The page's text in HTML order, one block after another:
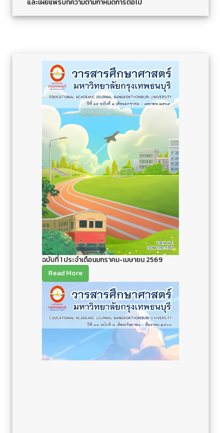
และเผยแพร่บทความตามกำหนดการต่อไป
ฉบับที่ 1 ประจำเดือนมกราคม-เมษายน 2569
Read More